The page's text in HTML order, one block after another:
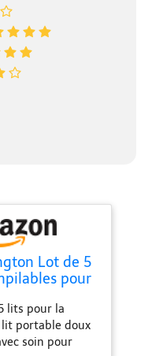
Lot de 5
pour
lits pour la
lit portable doux
soin pour